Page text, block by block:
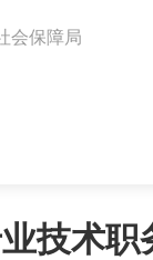
会保障局
技术